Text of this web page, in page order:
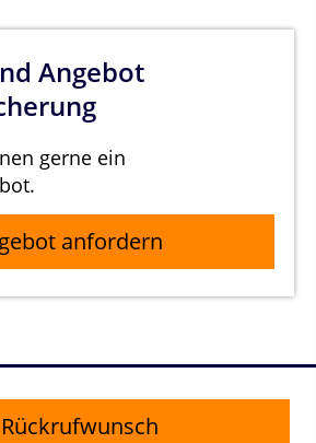
Angebot
gerne ein
anfordern
Rückrufwunsch